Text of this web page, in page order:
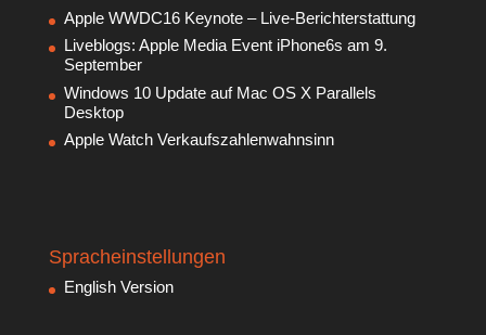
Apple WWDC16 Keynote – Live-Berichterstattung
Liveblogs: Apple Media Event iPhone6s am 9.
September
Windows 10 Update auf Mac OS X Parallels
Desktop
Apple Watch Verkaufszahlenwahnsinn
Spracheinstellungen
English Version